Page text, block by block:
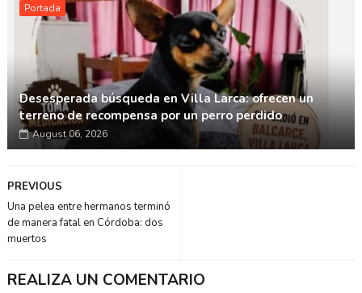
Portada
Desesperada búsqueda en Villa Larca: ofrecen un
terreno de recompensa por un perro perdido
August 06, 2026
PREVIOUS
Una pelea entre hermanos terminó
de manera fatal en Córdoba: dos
muertos
REALIZA UN COMENTARIO